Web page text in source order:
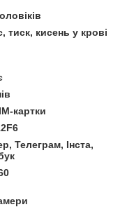
тиск, кисень у крові
картки
Телеграм, Інста,